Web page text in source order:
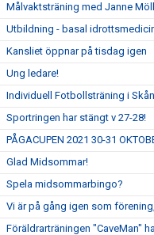
Målvaktsträning med Janne
Utbildning - basal
Kansliet öppnar på tisdag igen
Ung ledare!
Individuell Fotbollsträning i
Sportringen har stängt v 27-28!
PÅGACUPEN 2021 30-31
Glad Midsommar!
Spela midsommarbingo?
Vi är på gång igen som
Föräldrarträningen "CaveMan"